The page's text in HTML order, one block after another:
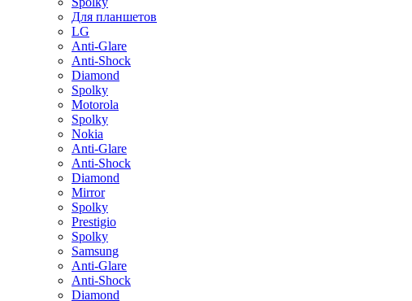
Для планшетов
LG
Anti-Glare
Anti-Shock
Diamond
Spolky
Motorola
Spolky
Nokia
Anti-Glare
Anti-Shock
Diamond
Mirror
Spolky
Prestigio
Spolky
Samsung
Anti-Glare
Anti-Shock
Diamond